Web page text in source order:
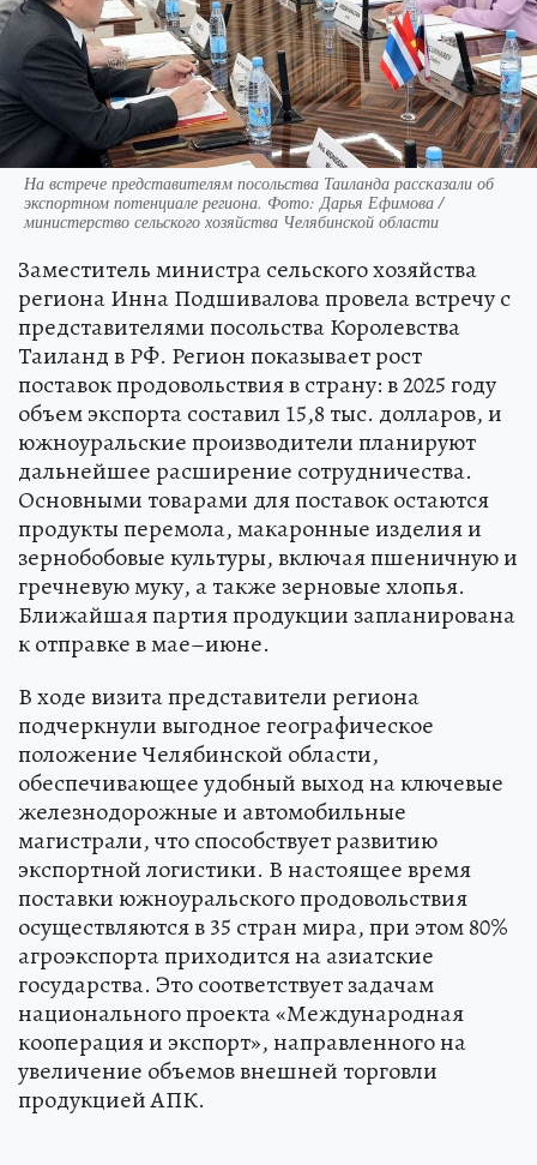
На встрече представителям посольства Таиланда рассказали об
экспортном потенциале региона. Фото: Дарья Ефимова /
министерство сельского хозяйства Челябинской области
Заместитель министра сельского хозяйства
региона Инна Подшивалова провела встречу с
представителями посольства Королевства
Таиланд в РФ. Регион показывает рост
поставок продовольствия в страну: в 2025 году
объем экспорта составил 15,8 тыс. долларов, и
южноуральские производители планируют
дальнейшее расширение сотрудничества.
Основными товарами для поставок остаются
продукты перемола, макаронные изделия и
зернобобовые культуры, включая пшеничную и
гречневую муку, а также зерновые хлопья.
Ближайшая партия продукции запланирована
к отправке в мае–июне.
В ходе визита представители региона
подчеркнули выгодное географическое
положение Челябинской области,
обеспечивающее удобный выход на ключевые
железнодорожные и автомобильные
магистрали, что способствует развитию
экспортной логистики. В настоящее время
поставки южноуральского продовольствия
осуществляются в 35 стран мира, при этом 80%
агроэкспорта приходится на азиатские
государства. Это соответствует задачам
национального проекта «Международная
кооперация и экспорт», направленного на
увеличение объемов внешней торговли
продукцией АПК.